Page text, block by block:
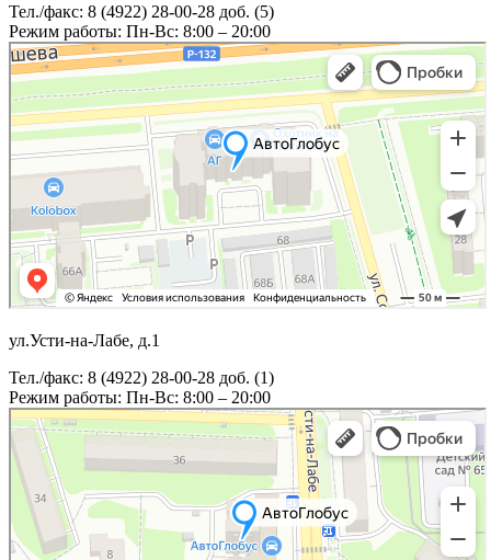
Тел./факс: 8 (4922) 28-00-28 доб. (5)
Режим работы: Пн-Вс: 8:00 – 20:00
ул.Усти-на-Лабе, д.1
Тел./факс: 8 (4922) 28-00-28 доб. (1)
Режим работы: Пн-Вс: 8:00 – 20:00